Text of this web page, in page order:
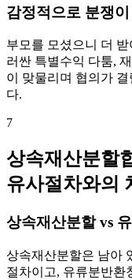
감정적으로 분쟁
부모를 모셨으니 더
러싼 특별수익 다툼,
이 맞물리며 협의가
다.
7
상속재산분할
유사절차와의
상속재산분할 vs
상속재산분할은 남아
절차이고, 유류분반환